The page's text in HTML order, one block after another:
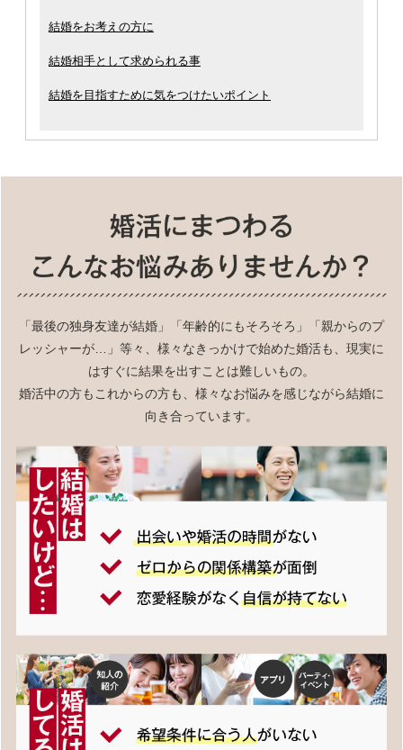
結婚をお考えの方に
結婚相手として求められる事
結婚を目指すために気をつけたいポイント
「最後の独身友達が結婚」「年齢的にもそろそろ」「親からのプ
レッシャーが…」等々、様々なきっかけで始めた婚活も、現実に
はすぐに結果を出すことは難しいもの。
婚活中の方もこれからの方も、様々なお悩みを感じながら結婚に
向き合っています。